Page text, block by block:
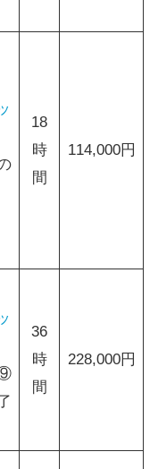
18
時
間
114,000円
36
時
間
228,000円